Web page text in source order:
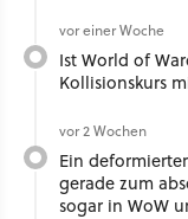
vor einer Woche
Ist World of
Kollisionskurs
vor 2 Wochen
Ein
gerade zum
sogar in WoW